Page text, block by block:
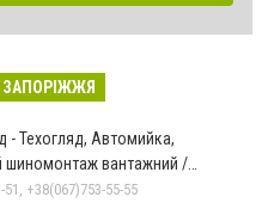
- Техогляд, Автомийка,
шиномонтаж вантажний /
51, +38(067)753-55-55